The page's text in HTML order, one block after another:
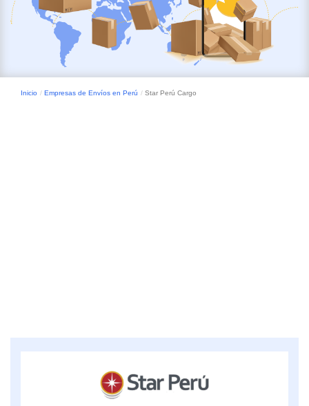
Inicio Empresas de Envíos en Perú Star Perú Cargo